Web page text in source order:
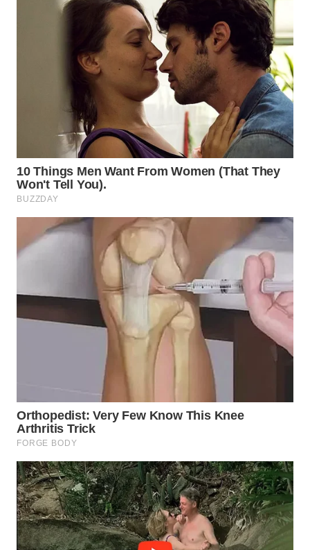
WN
SIMALUNGUN
WN
LABUHANBATU
WN
TAPANULI
WN DELI
WN
PAKPAK
WN
KARAWANG
WN
BEKASI